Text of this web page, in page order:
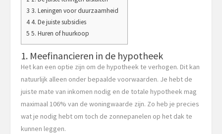
3 3. Leningen voor duurzaamheid
4 4. De juiste subsidies
5 5. Huren of huurkoop
1. Meefinancieren in de hypotheek
Het kan een optie zijn om de hypotheek te verhogen. Dit kan
natuurlijk alleen onder bepaalde voorwaarden. Je hebt de
juiste mate van inkomen nodig en de totale hypotheek mag
maximaal 106% van de woningwaarde zijn. Zo heb je precies
wat je nodig hebt om toch de zonnepanelen op het dak te
kunnen leggen.